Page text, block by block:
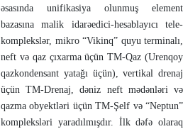
əsa­sında unifika­siya olun­muş element
bazasına malik idarəedi­ci-hesablayıcı tele­
komplekslər, mikro “Vikinq” quyu terminalı,
neft və qaz çı­xar­­ma üçün TM-Qaz (Urenqoy
qazkon­densant yatağı üçün), vertikal drenaj
üçün TM-Drenaj, dəniz neft mə­dənləri və
qazma obyektləri üçün TM-Şelf və “Neptun”
kompleksləri yara­dıl­mışdır. İlk dəfə olaraq